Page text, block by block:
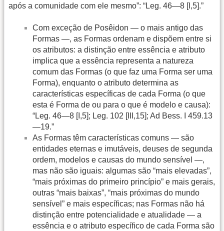
após a comunidade com ele mesmo”: “Leg. 46—8 [I,5].”
Com exceção de Posêidon — o mais antigo das
Formas —, as Formas ordenam e dispõem entre si
os atributos: a distinção entre essência e atributo
implica que a essência representa a natureza
comum das Formas (o que faz uma Forma ser uma
Forma), enquanto o atributo determina as
características específicas de cada Forma (o que
esta é Forma de ou para o que é modelo e causa):
“Leg. 46—8 [I,5]; Leg. 102 [III,15]; Ad Bess. I 459.13
—19.”
As Formas têm características comuns — são
entidades eternas e imutáveis, deuses de segunda
ordem, modelos e causas do mundo sensível —,
mas não são iguais: algumas são “mais elevadas”,
“mais próximas do primeiro princípio” e mais gerais,
outras “mais baixas”, “mais próximas do mundo
sensível” e mais específicas; nas Formas não há
distinção entre potencialidade e atualidade — a
essência e o atributo específico de cada Forma são